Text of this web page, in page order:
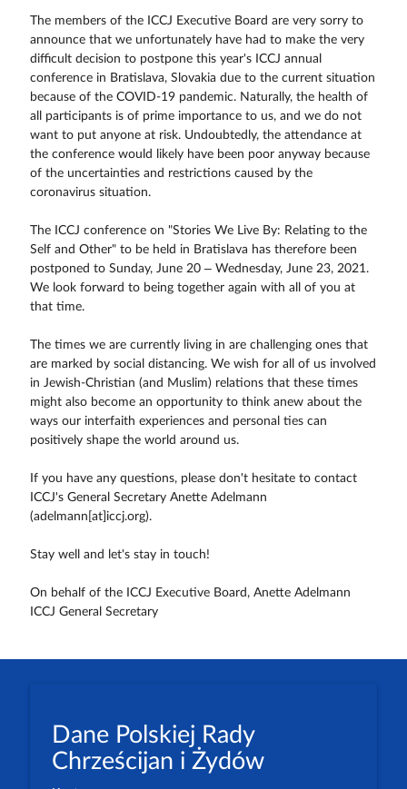
The members of the ICCJ Executive Board are very sorry to
announce that we unfortunately have had to make the very
difficult decision to postpone this year's ICCJ annual
conference in Bratislava, Slovakia due to the current situation
because of the COVID-19 pandemic. Naturally, the health of
all participants is of prime importance to us, and we do not
want to put anyone at risk. Undoubtedly, the attendance at
the conference would likely have been poor anyway because
of the uncertainties and restrictions caused by the
coronavirus situation.
The ICCJ conference on "Stories We Live By: Relating to the
Self and Other" to be held in Bratislava has therefore been
postponed to Sunday, June 20 – Wednesday, June 23, 2021.
We look forward to being together again with all of you at
that time.
The times we are currently living in are challenging ones that
are marked by social distancing. We wish for all of us involved
in Jewish-Christian (and Muslim) relations that these times
might also become an opportunity to think anew about the
ways our interfaith experiences and personal ties can
positively shape the world around us.
If you have any questions, please don't hesitate to contact
ICCJ's General Secretary Anette Adelmann
(adelmann[at]iccj.org).
Stay well and let's stay in touch!
On behalf of the ICCJ Executive Board, Anette Adelmann
ICCJ General Secretary
Dane Polskiej Rady
Chrześcijan i Żydów